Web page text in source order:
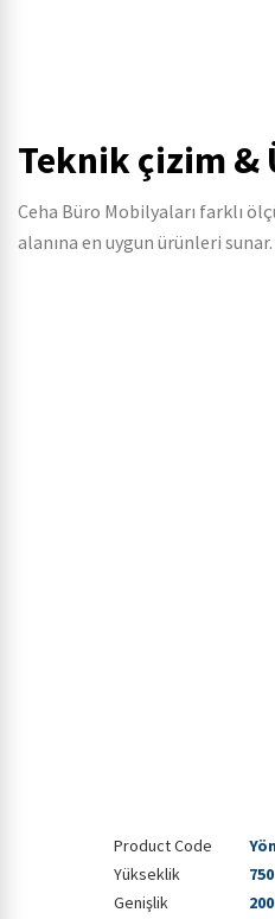
Teknik çizim &
Ceha Büro Mobilyaları farklı
alanına en uygun ürünleri sunar.
Product Code
Yükseklik
750
Genişlik